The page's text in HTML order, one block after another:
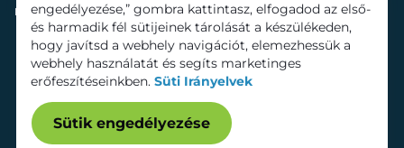
Kapcsolat
Bérelhető területek
engedélyezése,” gombra kattintasz, elfogadod az első-
és harmadik fél sütijeinek tárolását a készülékeden,
hogy javítsd a webhely navigációt, elemezhessük a
webhely használatát és segíts marketinges
erőfeszítéseinkben. Süti Irányelvek
Sütik engedélyezése